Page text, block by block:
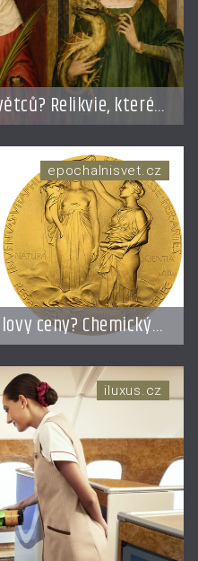
Relikvie, které
budí úžas
ceny? Chemický
epochalnisvet.cz
iluxus.cz